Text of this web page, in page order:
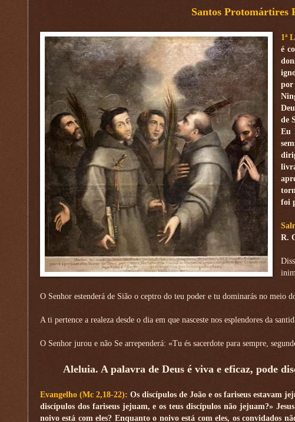
Santos Protomártires
1ª
é
por
de
Eu
foi
R.
O Senhor estenderá de Sião o ceptro do teu poder e tu dominarás no meio
A ti pertence a realeza desde o dia em que nasceste nos esplendores da
O Senhor jurou e não Se arrependerá: «Tu és sacerdote para sempre,
Aleluia. A palavra de Deus é viva e eficaz, pode
Evangelho (Mc 2,18-22): Os discípulos de João e os fariseus estavam
discípulos dos fariseus jejuam, e os teus discípulos não jejuam?»
noivo está com eles? Enquanto o noivo está com eles, os convidados